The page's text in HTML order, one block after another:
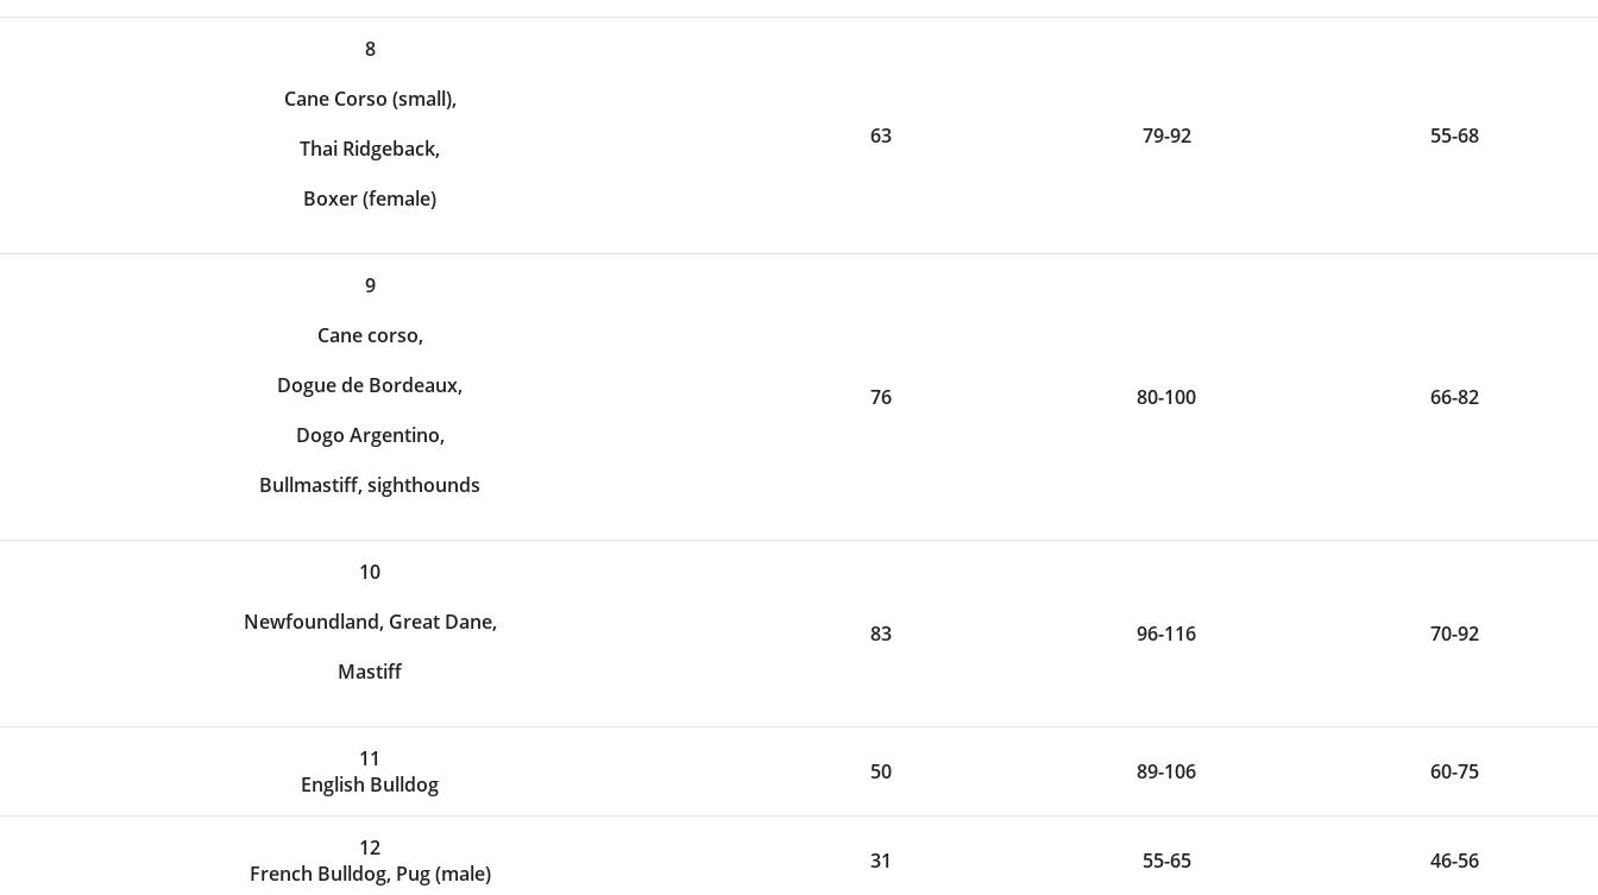
8
Cane Corso (small),
Thai Ridgeback,
Boxer (female)
63 79-92 55-68
9
Cane corso,
Dogue de Bordeaux,
Dogo Argentino,
Bullmastiff, sighthounds
76 80-100 66-82
10
Newfoundland, Great Dane,
Mastiff
83 96-116 70-92
11
English Bulldog
50 89-106 60-75
12
French Bulldog, Pug (male)
31 55-65 46-56